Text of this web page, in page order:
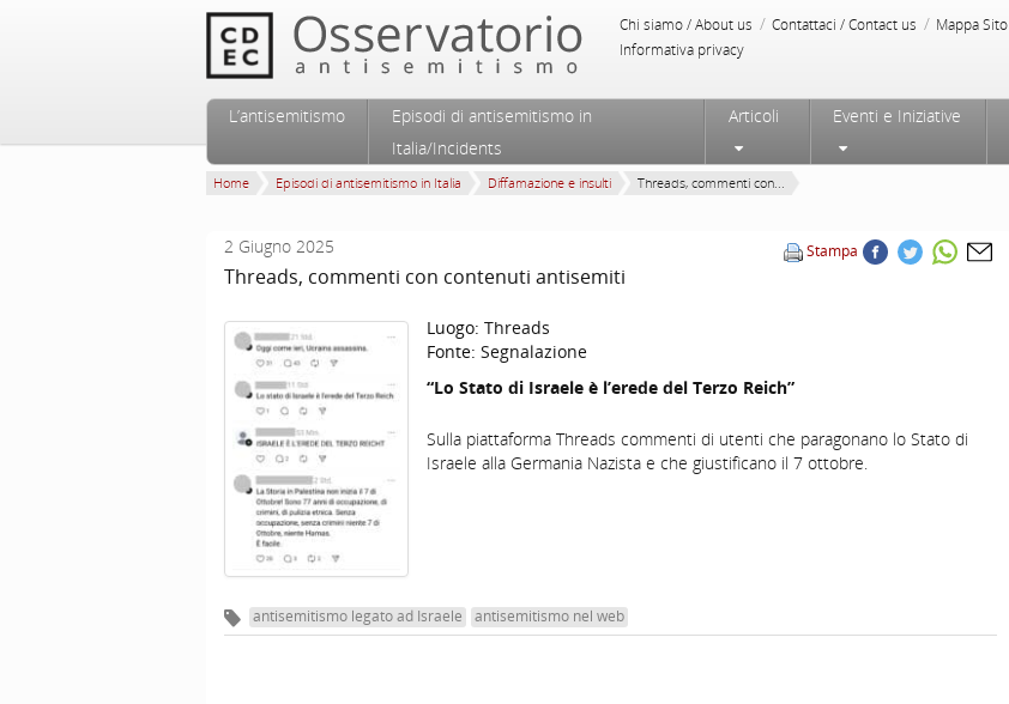
Chi siamo / About us / Contattaci / Contact us / Mappa Sito
Informativa privacy
Menu principale
Vai al contenuto principale
Vai al contenuto secondario
L’antisemitismo
Episodi di antisemitismo in
Italia/Incidents
Articoli Eventi e Iniziative
Home Episodi di antisemitismo in Italia Diffamazione e insulti Threads, commenti con...
Stampa
2 Giugno 2025
Threads, commenti con contenuti antisemiti
Luogo: Threads
Fonte: Segnalazione
“Lo Stato di Israele è l’erede del Terzo Reich”
Sulla piattaforma Threads commenti di utenti che paragonano lo Stato di
Israele alla Germania Nazista e che giustificano il 7 ottobre.
antisemitismo legato ad Israele antisemitismo nel web